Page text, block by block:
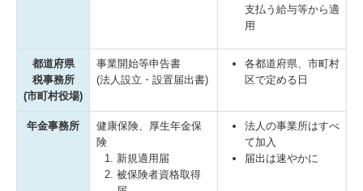
支払う給与等から適
用
都道府県
税事務所
(市町村役場)
事業開始等申告書
(法人設立・設置届出書)
各都道府県、市町村
区で定める日
年金事務所
健康保険、厚生年金保
険
新規適用届
被保険者資格取得
法人の事業所はすべ
て加入
届出は速やかに